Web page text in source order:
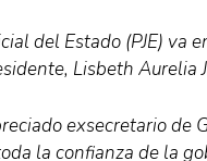
del Estado (PJE) va
Lisbeth Aurelia
exsecretario de
la confianza de la